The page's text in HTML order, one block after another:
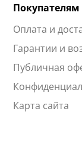
Покупателям
Оплата и
Гарантии и
Публичная
Карта сайта